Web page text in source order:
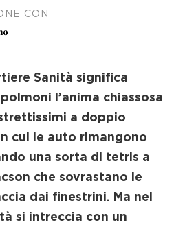
CON
Sanità significa
l’anima chiassosa
a doppio
cui le auto rimangono
una sorta di tetris a
che sovrastano le
dai finestrini. Ma nel
si intreccia con un